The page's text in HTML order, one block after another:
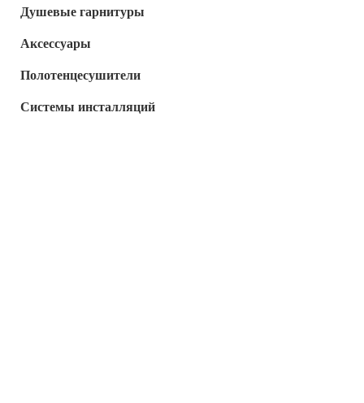
Душевые гарнитуры
Аксессуары
Полотенцесушители
Системы инсталляций